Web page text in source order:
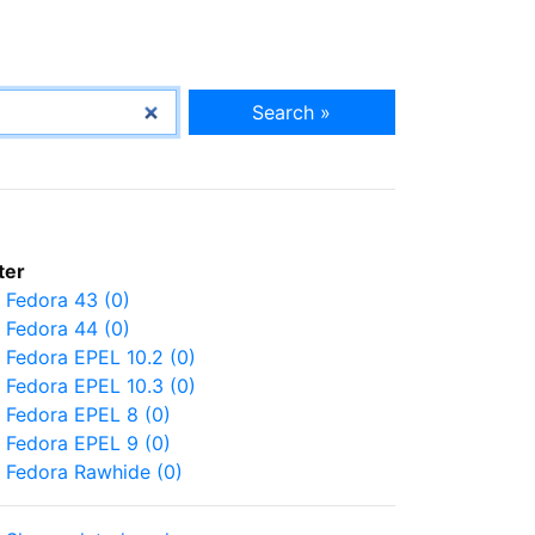
Search »
Fedora 43 (0)
Fedora 44 (0)
Fedora EPEL 10.2 (0)
Fedora EPEL 10.3 (0)
Fedora EPEL 8 (0)
Fedora EPEL 9 (0)
Fedora Rawhide (0)